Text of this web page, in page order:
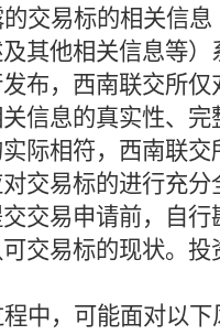
交易标的相关信
其他相关信息等
布，西南联交所
信息的真实性、
际相符，西南联
交易标的进行充
交易申请前，自
交易标的现状。投
中，可能面对以